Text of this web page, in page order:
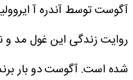
آگوست توسط آندره آ
روایت زندگی این غول مد و
شده است.آگوست دو بار